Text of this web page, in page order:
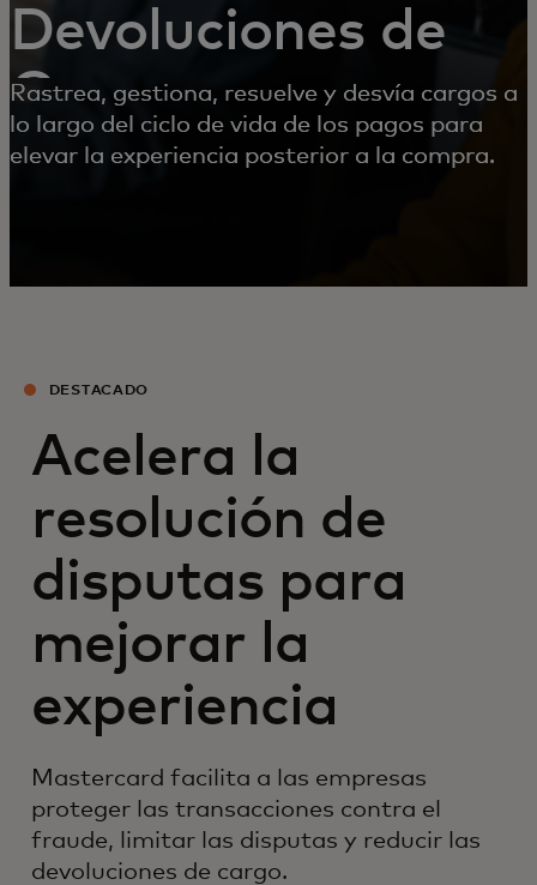
Devoluciones de
Cargo
Rastrea, gestiona, resuelve y desvía cargos a
lo largo del ciclo de vida de los pagos para
elevar la experiencia posterior a la compra.
DESTACADO
Acelera la
resolución de
disputas para
mejorar la
experiencia
Mastercard facilita a las empresas
proteger las transacciones contra el
fraude, limitar las disputas y reducir las
devoluciones de cargo.